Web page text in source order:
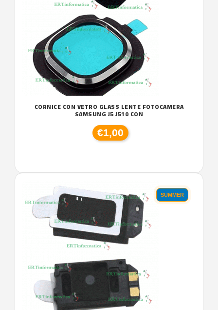
CORNICE CON VETRO GLASS LENTE FOTOCAMERA
SAMSUNG J5 J510 CON
€1,00
SUMMER